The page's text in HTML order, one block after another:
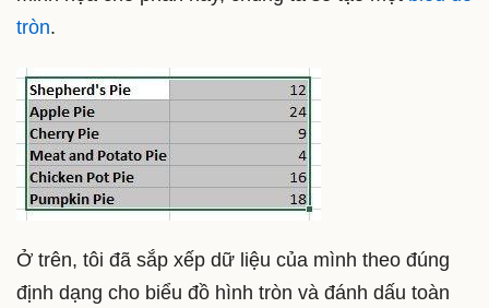
tròn.
Ở trên, tôi đã sắp xếp dữ liệu của mình theo đúng
định dạng cho biểu đồ hình tròn và đánh dấu toàn